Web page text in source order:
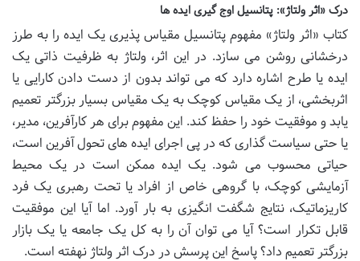
درک «اثر ولتاژ»: پتانسیل اوج گیری ایده ها
کتاب «اثر ولتاژ» مفهوم پتانسیل مقیاس پذیری یک ایده را به طرز
درخشانی روشن می سازد. در این اثر، ولتاژ به ظرفیت ذاتی یک
ایده یا طرح اشاره دارد که می تواند بدون از دست دادن کارایی یا
اثربخشی، از یک مقیاس کوچک به یک مقیاس بسیار بزرگتر تعمیم
یابد و موفقیت خود را حفظ کند. این مفهوم برای هر کارآفرین، مدیر،
یا حتی سیاست گذاری که در پی اجرای ایده های تحول آفرین است،
حیاتی محسوب می شود. یک ایده ممکن است در یک محیط
آزمایشی کوچک، با گروهی خاص از افراد یا تحت رهبری یک فرد
کاریزماتیک، نتایج شگفت انگیزی به بار آورد. اما آیا این موفقیت
قابل تکرار است؟ آیا می توان آن را به کل یک جامعه یا یک بازار
بزرگتر تعمیم داد؟ پاسخ این پرسش در درک اثر ولتاژ نهفته است.